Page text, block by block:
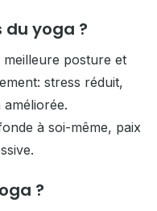
du yoga ?
posture et
stress réduit,
à soi-même, paix
?